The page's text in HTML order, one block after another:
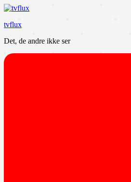
Videre
indhold
tvflux
Det, de andre ikke ser